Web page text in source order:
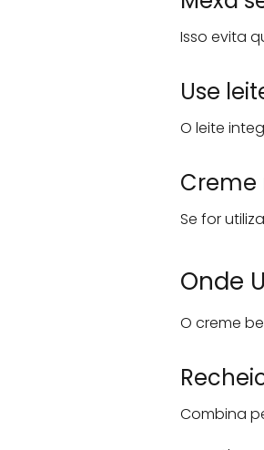
Isso evita
Use
O leite
Creme
Se for
Onde
O creme
Combina